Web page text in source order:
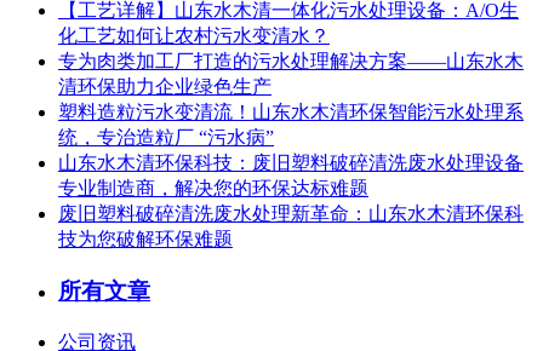
【工艺详解】山东水木清一体化污水处理设备：A/O生
化工艺如何让农村污水变清水？
专为肉类加工厂打造的污水处理解决方案——山东水木
清环保助力企业绿色生产
塑料造粒污水变清流！山东水木清环保智能污水处理系
统，专治造粒厂 “污水病”
山东水木清环保科技：废旧塑料破碎清洗废水处理设备
专业制造商，解决您的环保达标难题
废旧塑料破碎清洗废水处理新革命：山东水木清环保科
技为您破解环保难题
所有文章
公司资讯